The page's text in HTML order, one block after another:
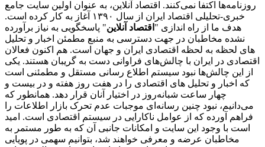
روزنامه‌ها اکتفا نمی‌کنند. اقتصاد آنلاین، به عنوان اولین سایت جامع
خبری-تحلیلی اقتصاد ایران از سال ۱۳۹۰ آغاز به کار کرده است.
هدف ما از راه اندازی " اقتصاد آنلاین" پاسخگویی به نیاز برآورده
نشده مخاطبان در جهت دسترسی به منبع مطمئن اخبار و تحلیل
های لحظه به لحظه اقتصادی ایران و جهان است. هم اکنون فعالان
اقتصادی در ایران با چالش‌های فراوانی دست به گریبان هستند. یکی
از این چالش‌ها نبود سیستم اطلاع رسانی مستقل و مطمئنی است
که اخبار و تحلیل های اقتصادی را در هفت روز هفته و در بیست و
چهار ساعت شبانه‌روز در اختیار آنان قرار دهد. همانطور که
می‌دانیم، نبود چنین رسانه‌ای موجبات عدم تحرک بازار اطلاعات را
فراهم آورده که از عوامل ناکارایی در سیستم اقتصادی است. امید
است با وجود این سایت و امکانات جانبی آن که به طور مستمر به
مخاطبان عرضه و معرفی خواهند شد، بتوانیم سهمی در پویایی